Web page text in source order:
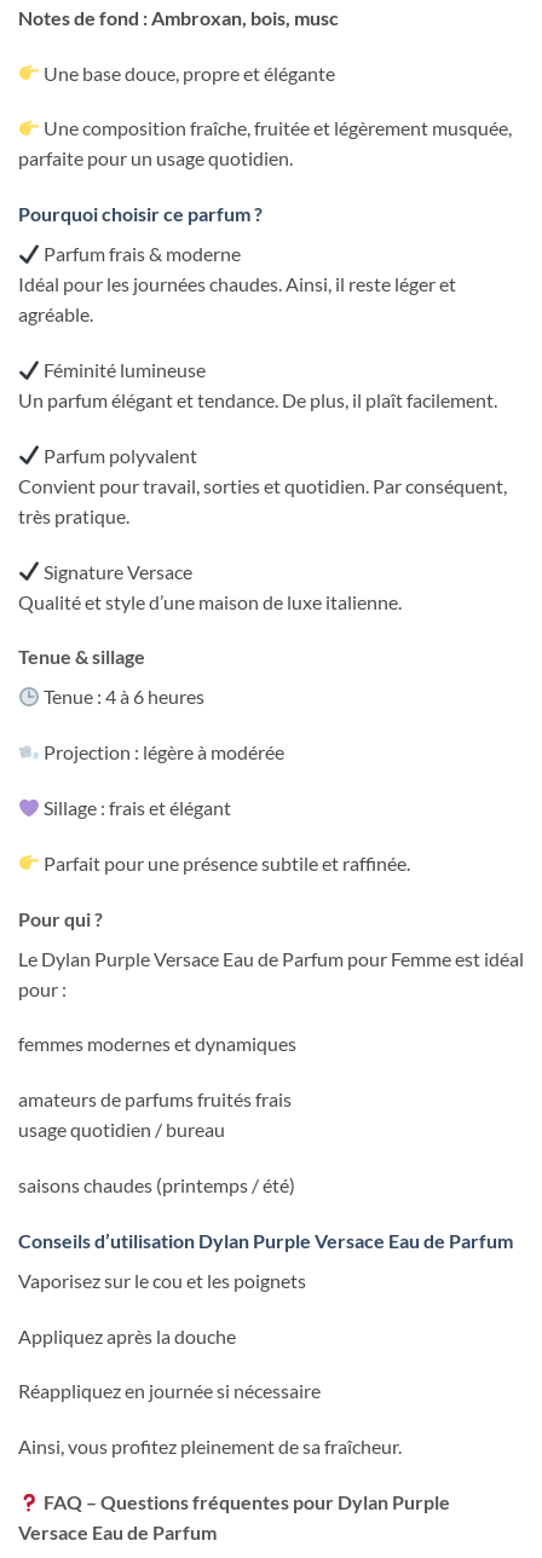
Notes de fond : Ambroxan, bois, musc
Une base douce, propre et élégante
Une composition fraîche, fruitée et légèrement musquée,
parfaite pour un usage quotidien.
Pourquoi choisir ce parfum ?
Parfum frais & moderne
Idéal pour les journées chaudes. Ainsi, il reste léger et
agréable.
Féminité lumineuse
Un parfum élégant et tendance. De plus, il plaît facilement.
Parfum polyvalent
Convient pour travail, sorties et quotidien. Par conséquent,
très pratique.
Signature Versace
Qualité et style d’une maison de luxe italienne.
Tenue & sillage
Tenue : 4 à 6 heures
Projection : légère à modérée
Sillage : frais et élégant
Parfait pour une présence subtile et raffinée.
Pour qui ?
Le Dylan Purple Versace Eau de Parfum pour Femme est idéal
pour :
femmes modernes et dynamiques
amateurs de parfums fruités frais
usage quotidien / bureau
saisons chaudes (printemps / été)
Conseils d’utilisation Dylan Purple Versace Eau de Parfum
Vaporisez sur le cou et les poignets
Appliquez après la douche
Réappliquez en journée si nécessaire
Ainsi, vous profitez pleinement de sa fraîcheur.
FAQ – Questions fréquentes pour Dylan Purple
Versace Eau de Parfum